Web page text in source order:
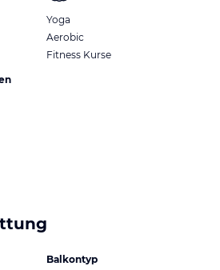
Yoga
Aerobic
Fitness Kurse
Balkontyp